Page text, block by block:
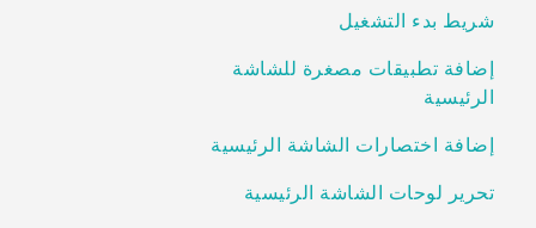
شريط بدء التشغيل
إضافة تطبيقات مصغرة للشاشة
الرئيسية
إضافة اختصارات الشاشة الرئيسية
تحرير لوحات الشاشة الرئيسية